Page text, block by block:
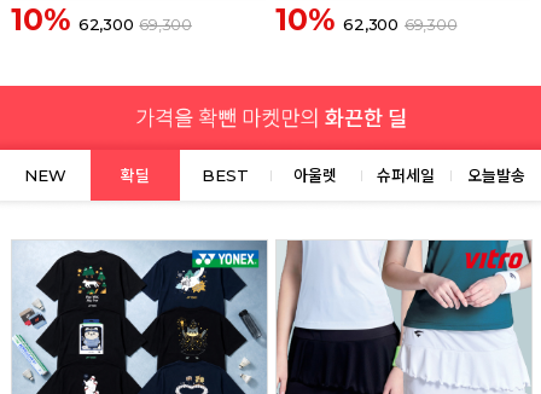
10% 62,300 69,300 10% 62,300 69,300
NEW 확딜 BEST 아울렛 슈퍼세일 오늘발송